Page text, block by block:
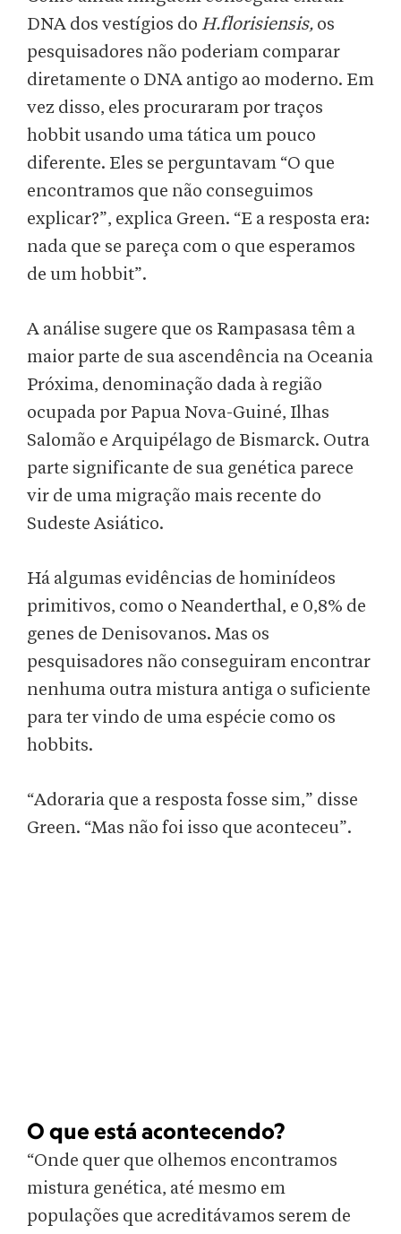
DNA dos vestígios do H.florisiensis, os
pesquisadores não poderiam comparar
diretamente o DNA antigo ao moderno. Em
vez disso, eles procuraram por traços
hobbit usando uma tática um pouco
diferente. Eles se perguntavam “O que
encontramos que não conseguimos
explicar?”, explica Green. “E a resposta era:
nada que se pareça com o que esperamos
de um hobbit”.
A análise sugere que os Rampasasa têm a
maior parte de sua ascendência na Oceania
Próxima, denominação dada à região
ocupada por Papua Nova-Guiné, Ilhas
Salomão e Arquipélago de Bismarck. Outra
parte significante de sua genética parece
vir de uma migração mais recente do
Sudeste Asiático.
Há algumas evidências de hominídeos
primitivos, como o Neanderthal, e 0,8% de
genes de Denisovanos. Mas os
pesquisadores não conseguiram encontrar
nenhuma outra mistura antiga o suficiente
para ter vindo de uma espécie como os
hobbits.
“Adoraria que a resposta fosse sim,” disse
Green. “Mas não foi isso que aconteceu”.
O que está acontecendo?
“Onde quer que olhemos encontramos
mistura genética, até mesmo em
populações que acreditávamos serem de